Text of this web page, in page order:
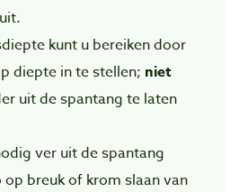
kunt u bereiken door
diepte in te stellen; niet
uit de spantang te laten
ver uit de spantang
breuk of krom slaan van